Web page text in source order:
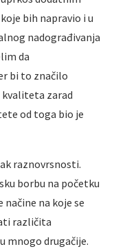
bih napravio i u
nadograđivanja
da
bi to značilo
zarad
od toga bio je
raznovrsnosti.
borbu na početku
na koje se
različita
mnogo drugačije.